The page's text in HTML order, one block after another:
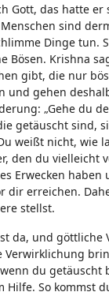
Gott, das hatte er
sind
Dinge tun.
Bösen. Krishna
gibt, die nur
und gehen
„Gehe du
getäuscht sind,
weißt nicht, wie
den du vielleicht
Erwecken haben
dir erreichen.
stellst.
da, und göttliche
Verwirklichung
du getäuscht
Hilfe. So kommst